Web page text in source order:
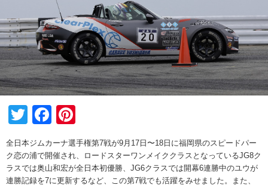
TwitterFacebook
全日本ジムカーナ選手権第7戦が9月17日〜18日に福岡県のスピードパー
ク恋の浦で開催され、ロードスターワンメイククラスとなっているJG8ク
ラスでは奥山和宏が全日本初優勝、JG6クラスでは開幕6連勝中のユウが
連勝記録を7に更新するなど、この第7戦でも活躍をみせました。また、